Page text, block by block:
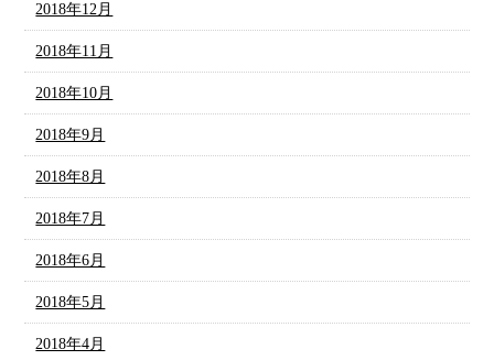
2018年12月
2018年11月
2018年10月
2018年9月
2018年8月
2018年7月
2018年6月
2018年5月
2018年4月